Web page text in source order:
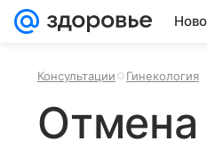
Консультации Гинекология